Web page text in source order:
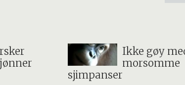
Ikke gøy
morsomme
sjimpanser